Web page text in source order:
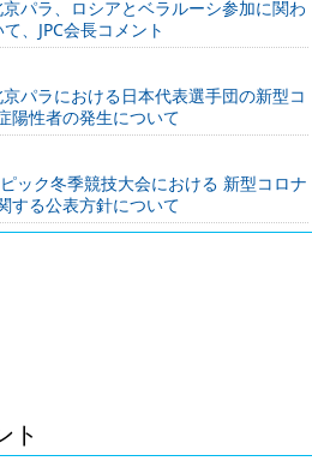
京パラ、ロシアとベラルーシ参加に関わ
、JPC会長コメント
京パラにおける日本代表選手団の新型コ
陽性者の発生について
ック冬季競技大会における 新型コロナ
する公表方針について
ック冬季競技大会 日本代表選手団 第
ト